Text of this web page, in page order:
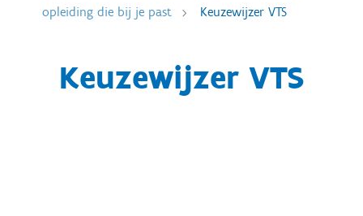
opleiding die bij je past
Keuzewijzer VTS
Keuzewijzer VTS